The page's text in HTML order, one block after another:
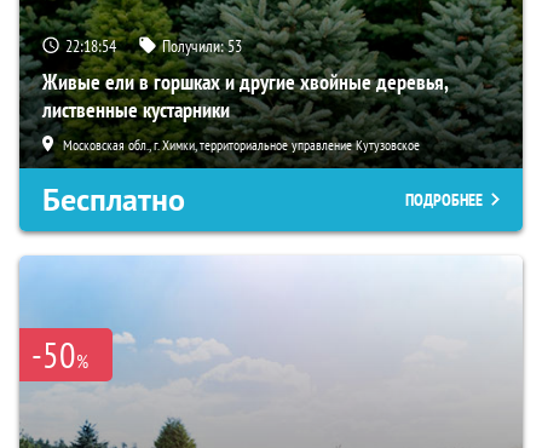
22:18:53 Получили:53
Живые ели в горшках и другие хвойные деревья,
лиственные кустарники
Московская обл., г. Химки, территориальное управление Кутузовское
Бесплатно ПОДРОБНЕЕ
-50%